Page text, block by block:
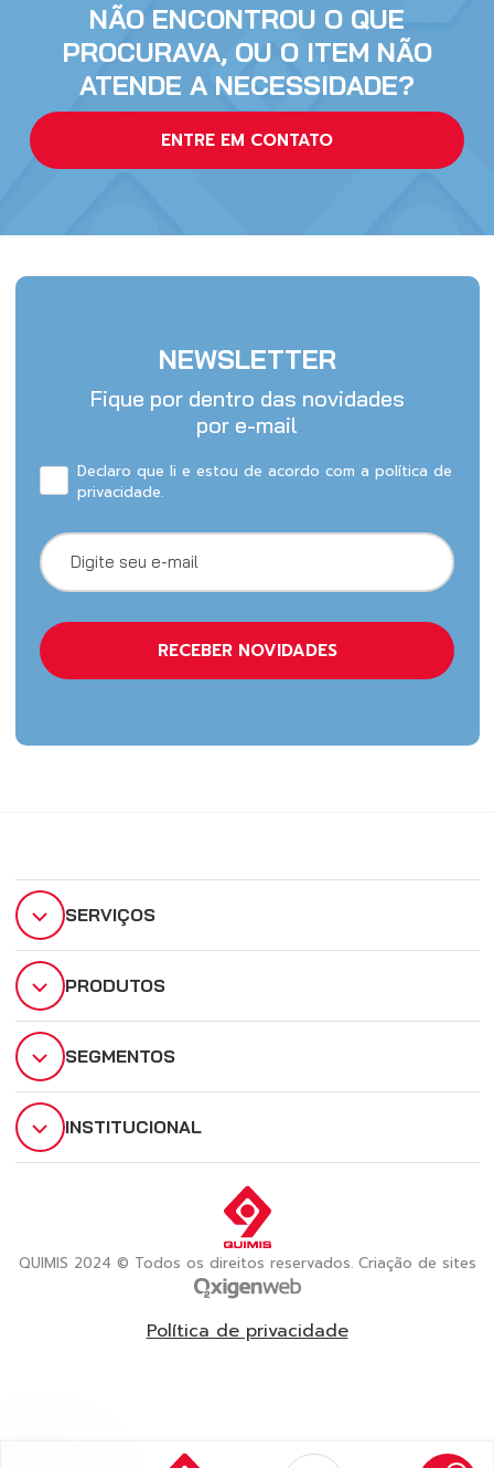
NÃO ENCONTROU O QUE
PROCURAVA, OU O ITEM NÃO
ATENDE A NECESSIDADE?
ENTRE EM CONTATO
NEWSLETTER
Fique por dentro das novidades
por e-mail
Declaro que li e estou de acordo com a política de
privacidade.
SERVIÇOS
PRODUTOS
SEGMENTOS
INSTITUCIONAL
QUIMIS 2024 © Todos os direitos reservados. Criação de sites
Política de privacidade